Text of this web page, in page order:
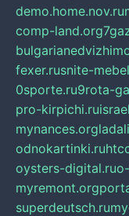
demo.home.nov.ru
comp-land.org
fexer.rusnite-
0sporte.ru9rota-
pro-kirpichi.ru
mynances.org
odnokartinki.ru
oysters-digital.ru
myremont.org
superdeutsch.ru